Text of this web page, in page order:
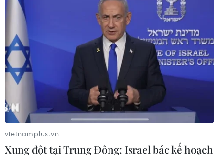
Mỹ cảnh báo nguy cơ các cuộc tấn công
mạng nhằm vào các cơ sở y tế
vietnamplus.vn
Xung đột tại Trung Đông: Israel bác kế hoạch